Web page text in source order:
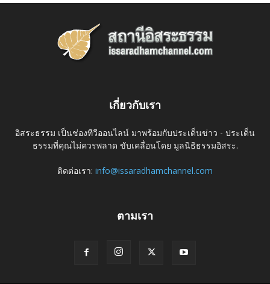
เกี่ยวกับเรา
อิสระธรรม เป็นช่องทีวีออนไลน์ มาพร้อมกับประเด็นข่าว - ประเด็น
ธรรมที่คุณไม่ควรพลาด ขับเคลื่อนโดย มูลนิธิธรรมอิสระ.
ติดต่อเรา: info@issaradhamchannel.com
ตามเรา